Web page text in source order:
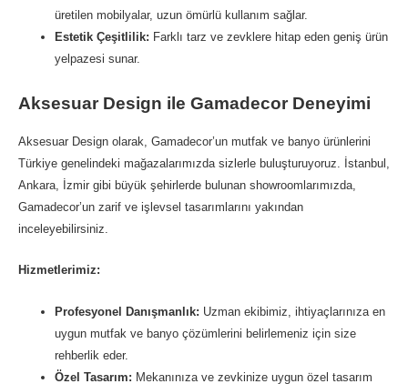
üretilen mobilyalar, uzun ömürlü kullanım sağlar.
Estetik Çeşitlilik: Farklı tarz ve zevklere hitap eden geniş ürün
yelpazesi sunar.
Aksesuar Design ile Gamadecor Deneyimi
Aksesuar Design olarak, Gamadecor’un mutfak ve banyo ürünlerini
Türkiye genelindeki mağazalarımızda sizlerle buluşturuyoruz. İstanbul,
Ankara, İzmir gibi büyük şehirlerde bulunan showroomlarımızda,
Gamadecor’un zarif ve işlevsel tasarımlarını yakından
inceleyebilirsiniz.
Hizmetlerimiz:
Profesyonel Danışmanlık: Uzman ekibimiz, ihtiyaçlarınıza en
uygun mutfak ve banyo çözümlerini belirlemeniz için size
rehberlik eder.
Özel Tasarım: Mekanınıza ve zevkinize uygun özel tasarım